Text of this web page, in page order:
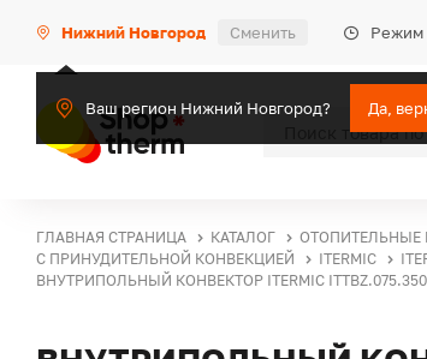
Нижний Новгород Сменить Режим
Ваш регион Нижний Новгород? Да,
ГЛАВНАЯ СТРАНИЦА КАТАЛОГ ОТОПИТЕЛЬНЫЕ
С ПРИНУДИТЕЛЬНОЙ КОНВЕКЦИЕЙ
ITERMIC
ВНУТРИПОЛЬНЫЙ КОНВЕКТОР ITERMIC